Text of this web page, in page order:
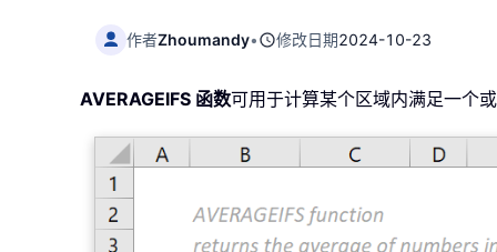
作者Zhoumandy• 修改日期2024-10-23
AVERAGEIFS 函数可用于计算某个区域内满足一个